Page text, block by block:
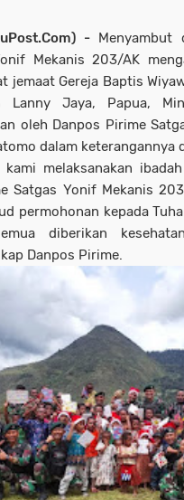
- Menyambut
Mekanis 203/AK
jemaat Gereja Baptis
Lanny Jaya, Papua,
oleh Danpos Pirime
dalam keterangannya
melaksanakan
Satgas Yonif Mekanis
permohonan kepada
diberikan
Danpos Pirime.